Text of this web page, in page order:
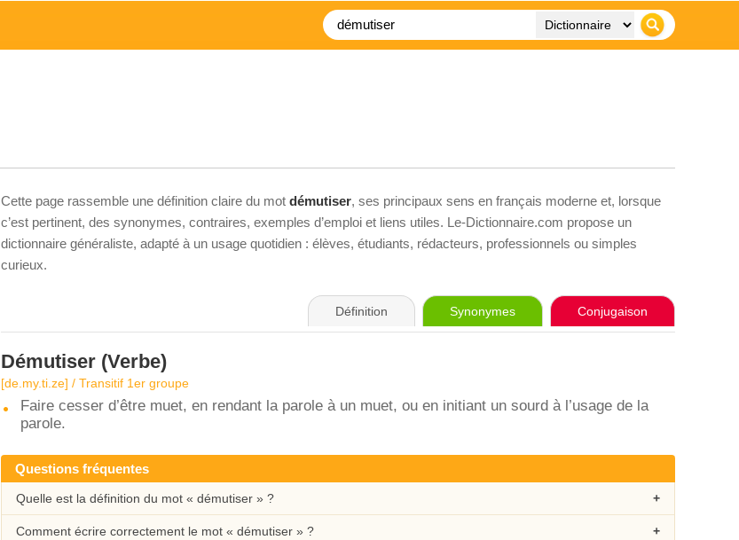
Cette page rassemble une définition claire du mot démutiser, ses principaux sens en français moderne et, lorsque
c’est pertinent, des synonymes, contraires, exemples d’emploi et liens utiles. Le-Dictionnaire.com propose un
dictionnaire généraliste, adapté à un usage quotidien : élèves, étudiants, rédacteurs, professionnels ou simples
curieux.
Définition Synonymes Conjugaison
Démutiser (Verbe)
[de.my.ti.ze] / Transitif 1er groupe
Faire cesser d’être muet, en rendant la parole à un muet, ou en initiant un sourd à l’usage de la
parole.
Questions fréquentes
Quelle est la définition du mot « démutiser » ?
Comment écrire correctement le mot « démutiser » ?